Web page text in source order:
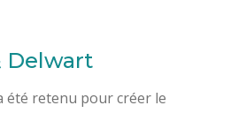
Delwart
été retenu pour créer le